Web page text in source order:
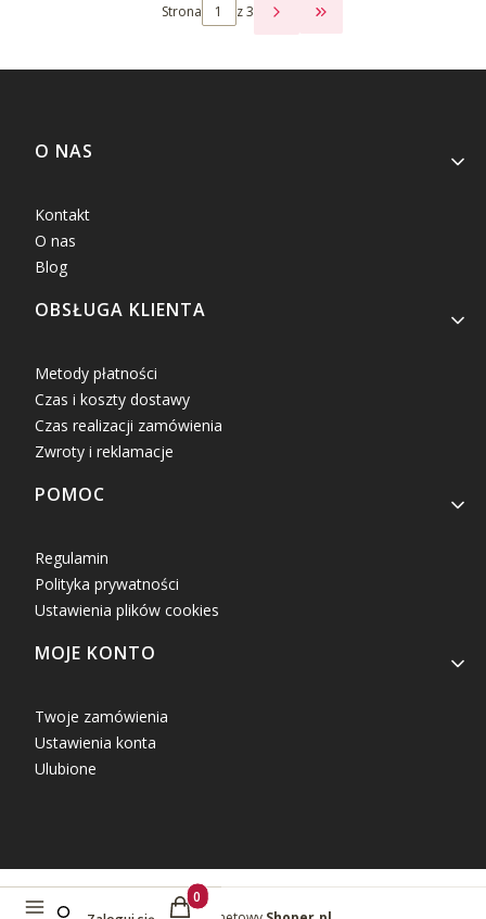
Strona z 3
PRZEJDŹ DO
Linki w stopce
O NAS
Kontakt
O nas
Blog
OBSŁUGA KLIENTA
Metody płatności
Czas i koszty dostawy
Czas realizacji zamówienia
Zwroty i reklamacje
POMOC
Regulamin
Polityka prywatności
Ustawienia plików cookies
MOJE KONTO
Twoje zamówienia
Ustawienia konta
Ulubione
Produkty w koszyku: 0. Zobacz szczegóły